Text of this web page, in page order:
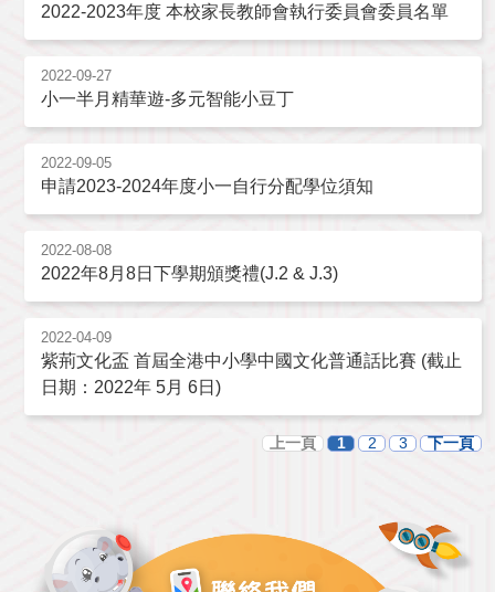
2022-2023年度 本校家長教師會執行委員會委員名單
2022-09-27
小一半月精華遊-多元智能小豆丁
2022-09-05
申請2023-2024年度小一自行分配學位須知
2022-08-08
2022年8月8日下學期頒獎禮(J.2 & J.3)
2022-04-09
紫荊文化盃 首屆全港中小學中國文化普通話比賽 (截止
日期：2022年 5月 6日)
上一頁 1 2 3 下一頁